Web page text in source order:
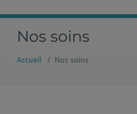
Nos soins
Accueil / Nos soins